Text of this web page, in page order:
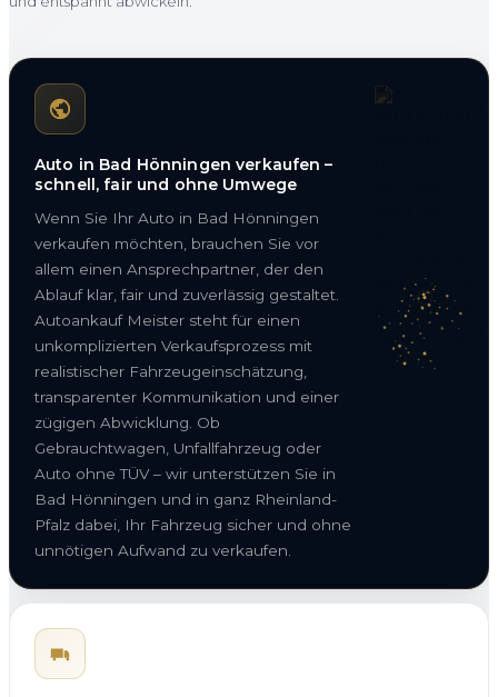
Auto in Bad Hönningen verkaufen –
schnell, fair und ohne Umwege
Wenn Sie Ihr Auto in Bad Hönningen
verkaufen möchten, brauchen Sie vor
allem einen Ansprechpartner, der den
Ablauf klar, fair und zuverlässig gestaltet.
Autoankauf Meister steht für einen
unkomplizierten Verkaufsprozess mit
realistischer Fahrzeugeinschätzung,
transparenter Kommunikation und einer
zügigen Abwicklung. Ob
Gebrauchtwagen, Unfallfahrzeug oder
Auto ohne TÜV – wir unterstützen Sie in
Bad Hönningen und in ganz Rheinland-
Pfalz dabei, Ihr Fahrzeug sicher und ohne
unnötigen Aufwand zu verkaufen.